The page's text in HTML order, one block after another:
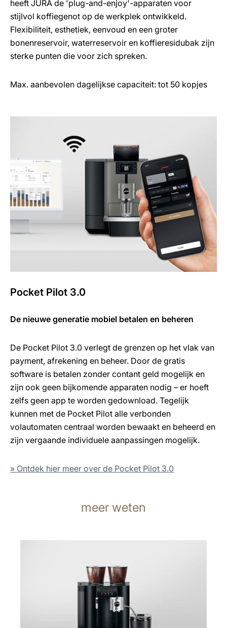
heeft JURA de 'plug-and-enjoy'-apparaten voor
stijlvol koffiegenot op de werkplek ontwikkeld.
Flexibiliteit, esthetiek, eenvoud en een groter
bonenreservoir, waterreservoir en koffieresidubak zijn
sterke punten die voor zich spreken.
Max. aanbevolen dagelijkse capaciteit: tot 50 kopjes
Pocket Pilot 3.0
De nieuwe generatie mobiel betalen en beheren
De Pocket Pilot 3.0 verlegt de grenzen op het vlak van
payment, afrekening en beheer. Door de gratis
software is betalen zonder contant geld mogelijk en
zijn ook geen bijkomende apparaten nodig – er hoeft
zelfs geen app te worden gedownload. Tegelijk
kunnen met de Pocket Pilot alle verbonden
volautomaten centraal worden bewaakt en beheerd en
zijn vergaande individuele aanpassingen mogelijk.
» Ontdek hier meer over de Pocket Pilot 3.0
meer weten